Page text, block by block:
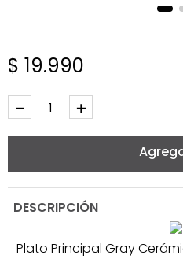
$ 19.990
＋
－
DESCRIPCIÓN
Plato Principal Gray